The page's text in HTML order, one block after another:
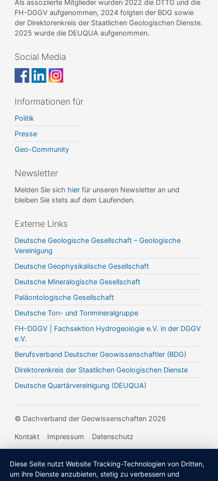
Als assoziierte Mitglieder wurden 2022 die DTTG und die
FH-DGGV aufgenommen, 2024 folgten der BDG sowie
der Direktorenkreis der Staatlichen Geologischen Dienste.
2025 wurde die DEUQUA aufgenommen.
Social Media
Informationen für
Politik
Presse
Geo-Community
Newsletter
Melden Sie sich hier für unseren Newsletter an und
bleiben Sie stets auf dem Laufenden.
Externe Links
Deutsche Geologische Gesellschaft – Geologische
Vereinigung
Deutsche Geophysikalische Gesellschaft
Deutsche Mineralogische Gesellschaft
Paläontologische Gesellschaft
Deutsche Ton- und Tonmineralgruppe
FH-DGGV | Fachsektion Hydrogeologie e.V. in der DGGV
e.V.
Berufsverband Deutscher Geowissenschaftler (BDG)
Direktorenkreis der Staatlichen Geologischen Dienste
Deutsche Quartärvereinigung (DEUQUA)
© Dachverband der Geowissenschaften 2026
Kontakt Impressum Datenschutz
Diese Seite nutzt Website Tracking-Technologien von Dritten,
um ihre Dienste anzubieten, stetig zu verbessern und